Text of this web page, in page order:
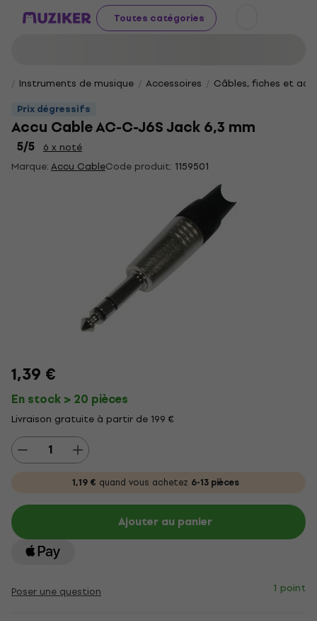
Toutes catégories
Instruments de musique Accessoires
Câbles, fiches et
Prix dégressifs
Accu Cable AC-C-J6S Jack 6,3 mm
5/5
6 x noté
Marque:Accu CableCode produit: 1159501
1,39 €
En stock > 20 pièces
Livraison gratuite à partir de 199 €
1,19 € quand vous achetez 6-13 pièces
Ajouter au panier
Poser une question 1 point